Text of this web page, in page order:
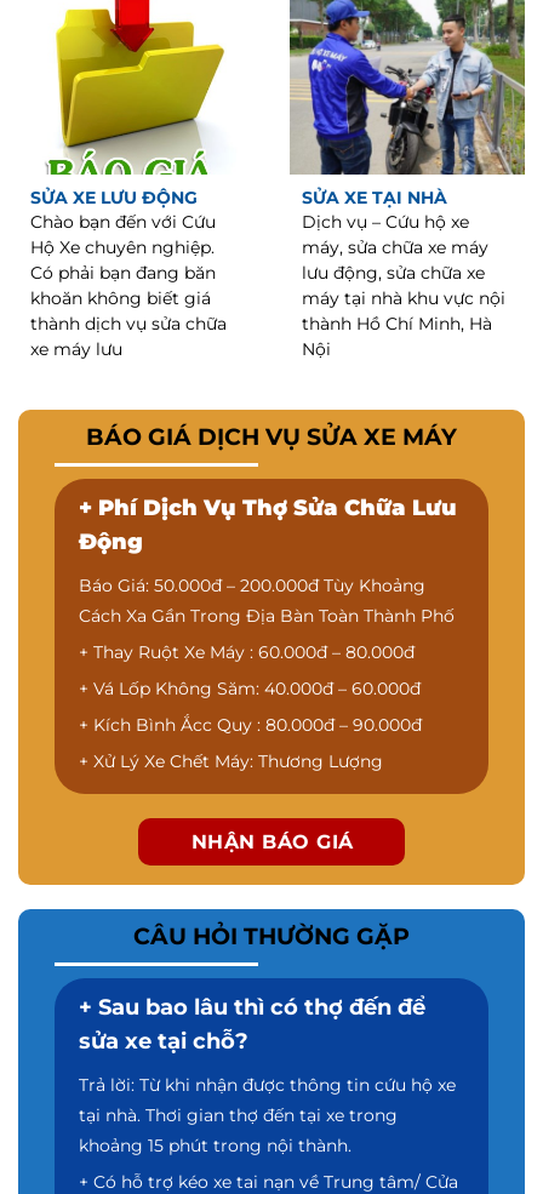
SỬA XE LƯU ĐỘNG
Chào bạn đến với Cứu
Hộ Xe chuyên nghiệp.
Có phải bạn đang băn
khoăn không biết giá
thành dịch vụ sửa chữa
xe máy lưu
SỬA XE TẠI NHÀ
Dịch vụ – Cứu hộ xe
máy, sửa chữa xe máy
lưu động, sửa chữa xe
máy tại nhà khu vực nội
thành Hồ Chí Minh, Hà
Nội
BÁO GIÁ DỊCH VỤ SỬA XE MÁY
+ Phí Dịch Vụ Thợ Sửa Chữa Lưu
Động
Báo Giá: 50.000đ – 200.000đ Tùy Khoảng
Cách Xa Gần Trong Địa Bàn Toàn Thành Phố
+ Thay Ruột Xe Máy : 60.000đ – 80.000đ
+ Vá Lốp Không Săm: 40.000đ – 60.000đ
+ Kích Bình Ắcc Quy : 80.000đ – 90.000đ
+ Xử Lý Xe Chết Máy: Thương Lượng
NHẬN BÁO GIÁ
CÂU HỎI THƯỜNG GẶP
+ Sau bao lâu thì có thợ đến để
sửa xe tại chỗ?
Trả lời: Từ khi nhận được thông tin cứu hộ xe
tại nhà. Thơi gian thợ đến tại xe trong
khoảng 15 phút trong nội thành.
+ Có hỗ trợ kéo xe tai nạn về Trung tâm/ Cửa